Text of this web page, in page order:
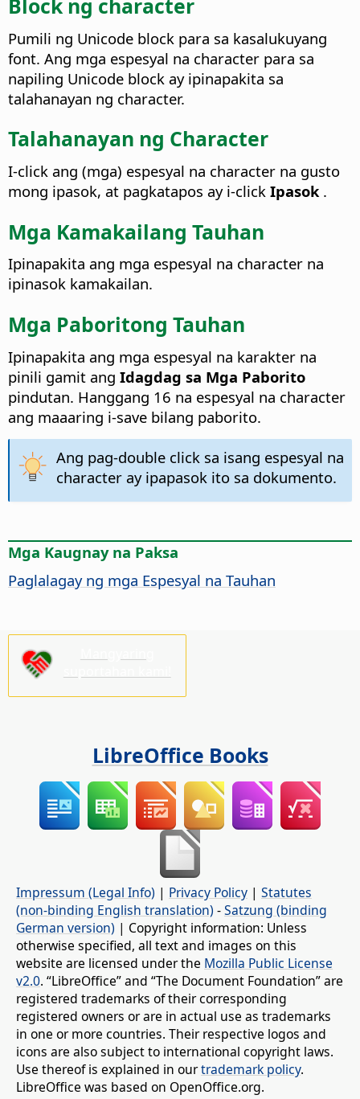
Block ng character
Pumili ng Unicode block para sa kasalukuyang
font. Ang mga espesyal na character para sa
napiling Unicode block ay ipinapakita sa
talahanayan ng character.
Talahanayan ng Character
I-click ang (mga) espesyal na character na gusto
mong ipasok, at pagkatapos ay i-click Ipasok .
Mga Kamakailang Tauhan
Ipinapakita ang mga espesyal na character na
ipinasok kamakailan.
Mga Paboritong Tauhan
Ipinapakita ang mga espesyal na karakter na
pinili gamit ang Idagdag sa Mga Paborito
pindutan. Hanggang 16 na espesyal na character
ang maaaring i-save bilang paborito.
Ang pag-double click sa isang espesyal na
character ay ipapasok ito sa dokumento.
Mga Kaugnay na Paksa
Paglalagay ng mga Espesyal na Tauhan
LibreOffice Books
Impressum (Legal Info) | Privacy Policy | Statutes
(non-binding English translation) -Satzung (binding
German version) | Copyright information: Unless
otherwise specified, all text and images on this
website are licensed under the Mozilla Public License
v2.0. “LibreOffice” and “The Document Foundation” are
registered trademarks of their corresponding
registered owners or are in actual use as trademarks
in one or more countries. Their respective logos and
icons are also subject to international copyright laws.
Use thereof is explained in ourtrademark policy.
LibreOffice was based on OpenOffice.org.